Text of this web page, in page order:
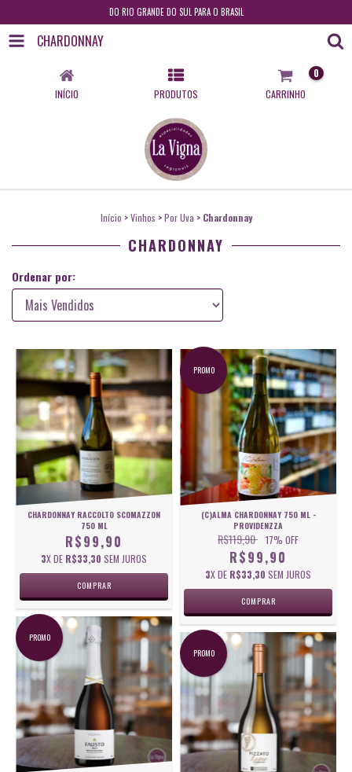
DO RIO GRANDE DO SUL PARA O BRASIL
CHARDONNAY
INÍCIO PRODUTOS CARRINHO
0
Início > Vinhos > Por Uva > Chardonnay
CHARDONNAY
Ordenar por:
CHARDONNAY RACCOLTO SCOMAZZON
750 ML
R$99,90
3X DE R$33,30 SEM JUROS
PROMO
(C)ALMA CHARDONNAY 750 ML -
PROVIDENZZA
R$119,90 17% OFF
R$99,90
3X DE R$33,30 SEM JUROS
PROMO
PROMO